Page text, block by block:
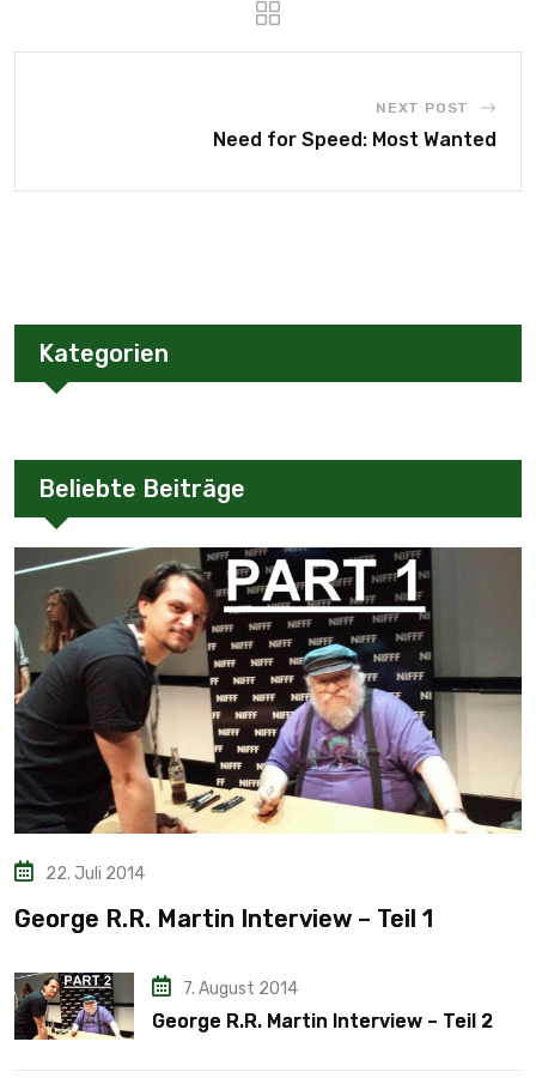
NEXT POST
Need for Speed: Most Wanted
Kategorien
Beliebte Beiträge
22. Juli 2014
George R.R. Martin Interview – Teil 1
7. August 2014
George R.R. Martin Interview – Teil 2